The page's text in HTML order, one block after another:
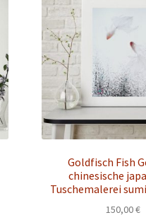
Goldfisch Fish
chinesische
Tuschemalerei
150,00€